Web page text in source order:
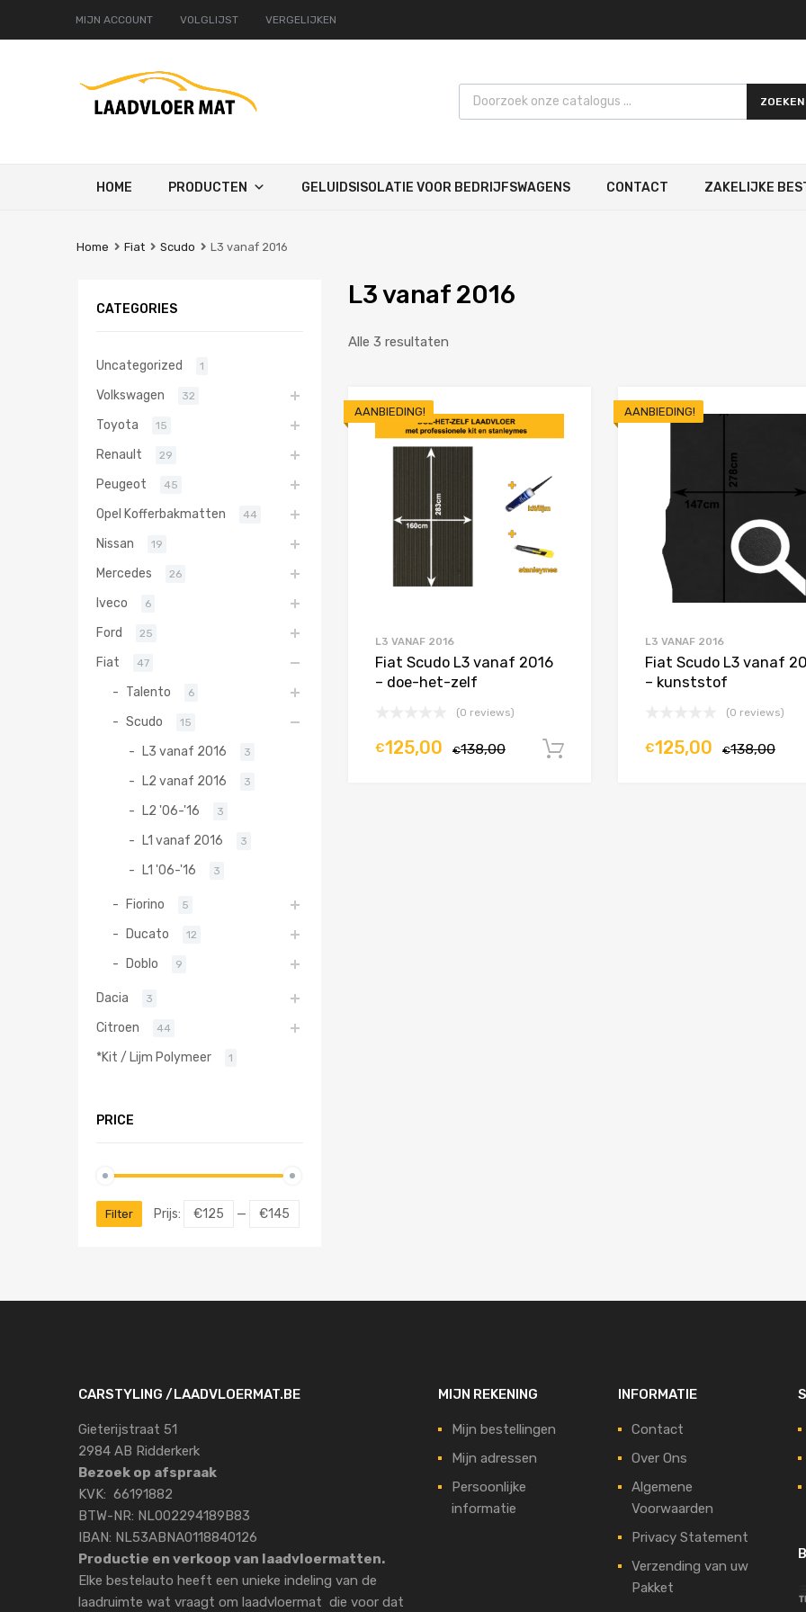
MIJN ACCOUNT VOLGLIJST VERGELIJKEN
Products search ZOEKEN
HOME PRODUCTEN GELUIDSISOLATIE VOOR BEDRIJFSWAGENS CONTACT ZAKELIJKE
Home Fiat Scudo L3 vanaf 2016
L3 vanaf 2016
Alle 3 resultaten
AANBIEDING!
Toevoegen aan Favorieten
L3 VANAF 2016
Fiat Scudo L3 vanaf 2016
– doe-het-zelf
(0 reviews)
€138,00
€125,00 In winkelwagen
AANBIEDING!
L3 VANAF 2016
Fiat Scudo L3 vanaf
– kunststof
(0 reviews)
€138,00
€125,00
CATEGORIES
Uncategorized 1
Volkswagen 32
Toyota 15
Renault 29
Peugeot 45
Opel Kofferbakmatten 44
Nissan 19
Mercedes 26
Iveco 6
Ford 25
Fiat 47
Talento 6
Scudo 15
L3 vanaf 2016 3
L2 vanaf 2016 3
L2 '06-'16 3
L1 vanaf 2016 3
L1 '06-'16 3
Fiorino 5
Ducato 12
Doblo 9
Dacia 3
Citroen 44
*Kit / Lijm Polymeer 1
PRICE
Filter Prijs: €125 — €145
CARSTYLING /LAADVLOERMAT.BE
Gieterijstraat 51
2984 AB Ridderkerk
Bezoek op afspraak
KVK: 66191882
BTW-NR: NL002294189B83
IBAN: NL53ABNA0118840126
Productie en verkoop van laadvloermatten.
Elke bestelauto heeft een unieke indeling van de
laadruimte wat vraagt om laadvloermat die voor dat
MIJN REKENING
Mijn bestellingen
Mijn adressen
Persoonlijke
informatie
INFORMATIE
Contact
Over Ons
Algemene
Voorwaarden
Privacy Statement
Verzending van uw
Pakket